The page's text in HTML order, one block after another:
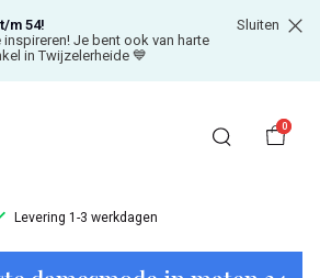
m 54!
Je bent ook van harte
in Twijzelerheide 💙
Sluiten
0
Levering 1-3 werkdagen